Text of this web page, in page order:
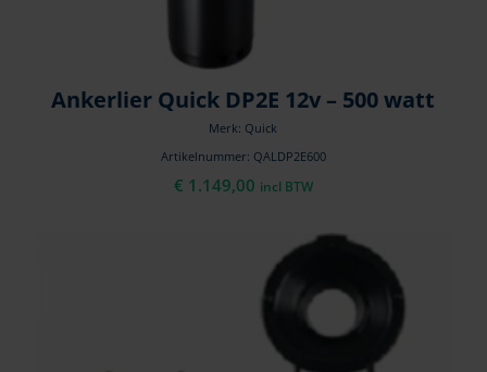
Ankerlier Quick DP2E 12v – 500 watt
Merk: Quick
Artikelnummer: QALDP2E600
€ 1.149,00 incl BTW